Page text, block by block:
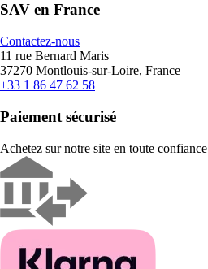
SAV en France
Contactez-nous
11 rue Bernard Maris
37270 Montlouis-sur-Loire, France
+33 1 86 47 62 58
Paiement sécurisé
Achetez sur notre site en toute confiance